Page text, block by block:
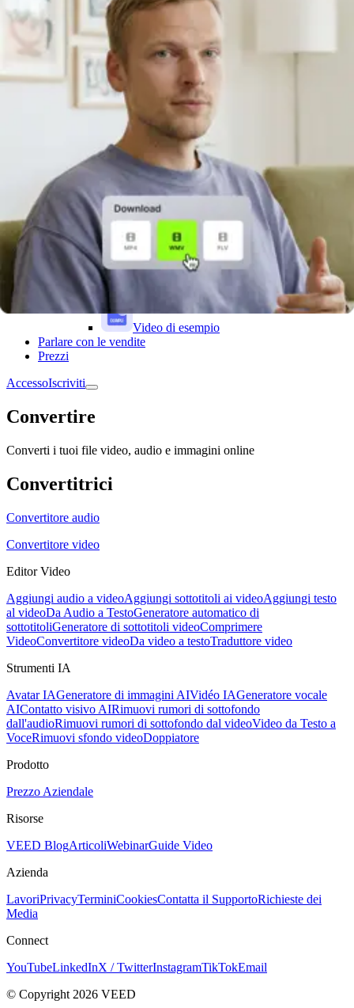
Generazione IA
Tutti gli strumenti IA
Risorse
Imparare
Centro di apprendimento
Webinar
Guida video
Ispirazione
Video di esempio
Parlare con le vendite
Prezzi
AccessoIscriviti
Convertire
Converti i tuoi file video, audio e immagini online
Convertitrici
Convertitore audio
Convertitore video
Editor Video
Aggiungi audio a videoAggiungi sottotitoli ai videoAggiungi testo
al videoDa Audio a TestoGeneratore automatico di
sottotitoliGeneratore di sottotitoli videoComprimere
VideoConvertitore videoDa video a testoTraduttore video
Strumenti IA
Avatar IAGeneratore di immagini AIVidéo IAGeneratore vocale
AIContatto visivo AIRimuovi rumori di sottofondo
dall'audioRimuovi rumori di sottofondo dal videoVideo da Testo a
VoceRimuovi sfondo videoDoppiatore
Prodotto
Prezzo Aziendale
Risorse
VEED BlogArticoliWebinarGuide Video
Azienda
LavoriPrivacyTerminiCookiesContatta il SupportoRichieste dei
Media
Connect
YouTubeLinkedInX / TwitterInstagramTikTokEmail
© Copyright 2026 VEED